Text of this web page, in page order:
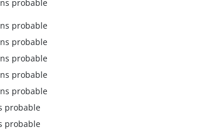
probable
probable
probable
probable
probable
probable
probable
probable